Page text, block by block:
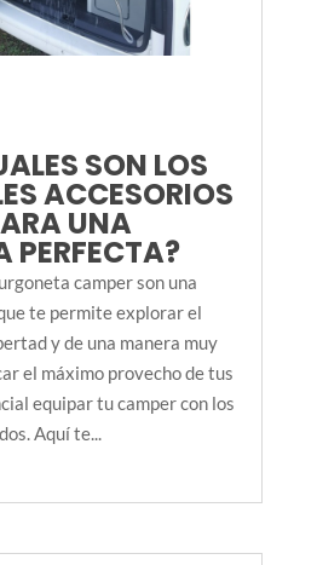
SON LOS
ACCESORIOS
UNA
PERFECTA?
camper son una
te permite explorar el
y de una manera muy
el máximo provecho de tus
equipar tu camper con los
Aquí te...